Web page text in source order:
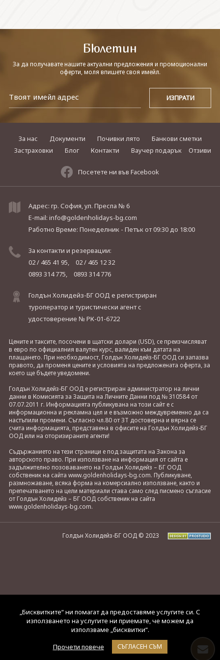
Бюлетин
За да получавате нашите актуални предложения и промоционални
оферти, моля впишете своя имейл.
За нас Документи Почивки лято
Банкови сметки
Застраховки
Блог Контакти Ваучер подарък Отзиви
Посетете ни във Facebook
Адрес: гр. София, ул. Преспа № 6
E-mail: info@goldenholidays-bg.com
Работно Време: Понеделник - Петъкот 09:30 до 18:00
За контакти и резервации:
02 / 465 41 95,
02 / 465 12 32
0893 314 775,
0893 314 776
Голдън Холидейз-БГ ООД е регистриран
туроператор и туристически агент с
удостоверение № РК-01-6722
Цените и таксите, посочени в щатски долари (USD), се преизчисляват
в евро по официалния валутен курс, валиден към датата на
плащането. При необходимост, Голдън Холидейз-БГ ООД си запазва
правото, да променя цените и условията на предложената оферта, за
което ще бъдете уведомени.
Голдън Холидейз-БГ ООД е регистриран администратор на лични
данни в Комисията за Защита на Личните Данни под № 310584 от
07.07.2011 г. Информацията публикувана на този сайт е с
информационна и рекламна цел и е възможно междувременно да са
настъпили промени. Съгласно чл.80 от ЗТ достоверна и вярна се
счита информацията, представена в офисите на Голдън Холидейз-БГ
ООД или на оторизираните агенти!
Съдържанието на тези страници е под защитата на Закона за
авторското право. При използване на информация от сайта е
задължително позоваването на Голдън Холидейз – БГ ООД
собственик на сайта www.goldenholidays-bg.com. Публикуване,
размножаване, всяка форма на комерсиално използване, както и
препечатването на цели материали става само след писмено съгласие
от Голдън Холидейз – БГ ООД собственик на сайта
www.goldenholidays-bg.com.
Голдън Холидейз-БГ ООД © 2023
„Бисквитките“ ни помагат да предоставяме услугите си. С
използването на услугите ни приемате, че можем да
използваме „бисквитки“.
Прочети повече
СЪГЛАСЕН СЪМ